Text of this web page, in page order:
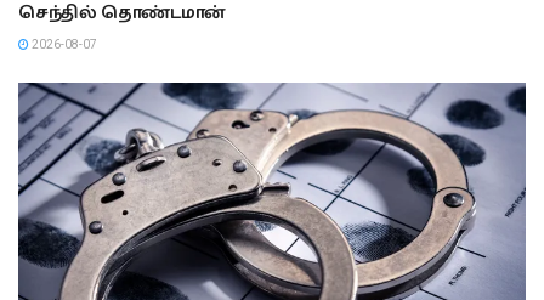
செந்தில் தொண்டமான்
2026-08-07